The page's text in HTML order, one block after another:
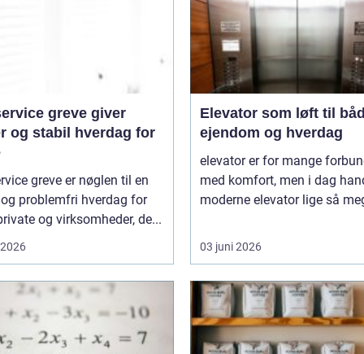
greve giver
og stabil hverdag for
greve er nøglen til en
problemfri hverdag for
og virksomheder, de...
Elevator som løft til
ejendom og hverdag
elevator er for mange
med komfort, men i dag
moderne elevator lige så
03 juni 2026